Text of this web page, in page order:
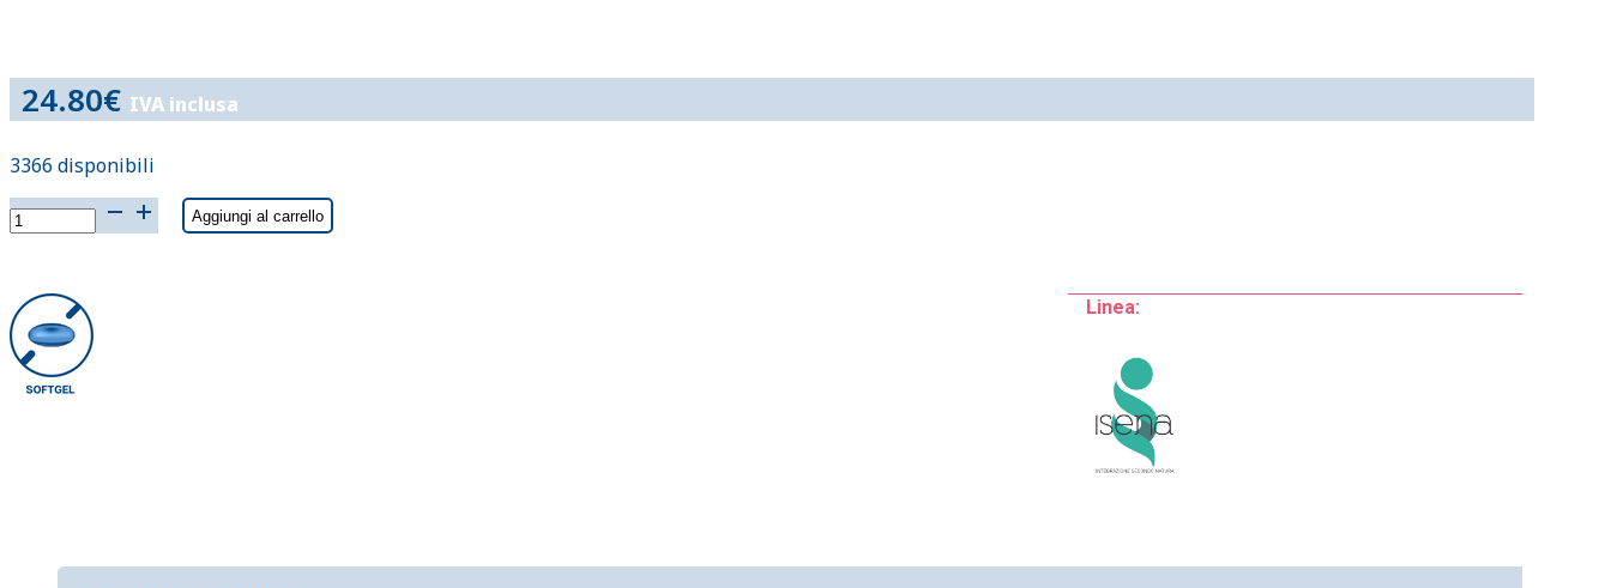
24.80€ IVA inclusa
3366 disponibili
OMEGA-
3
cps
quantità
Aggiungi al carrello
Linea: